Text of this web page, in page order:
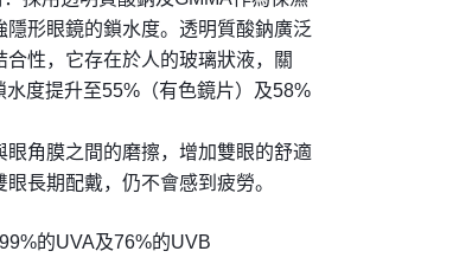
形眼鏡的鎖水度。透明質酸鈉廣泛
性，它存在於人的玻璃狀液，關
度提升至55%（有色鏡片）及58%
角膜之間的磨擦，增加雙眼的舒適
長期配戴，仍不會感到疲勞。
的UVA及76%的UVB